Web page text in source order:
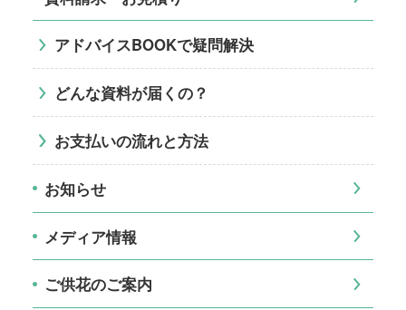
アドバイスBOOKで疑問解決
どんな資料が届くの？
お支払いの流れと方法
お知らせ
メディア情報
ご供花のご案内